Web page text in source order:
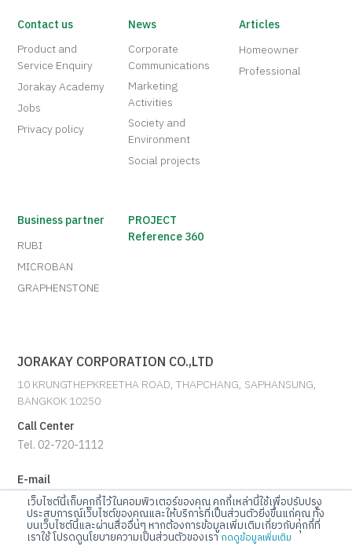
เว็บไซต์นี้เก็บคุกกี้ไว้ในคอมพิวเตอร์ของคุณ คุกกี้เหล่านี้ใช้เพื่อปรับปรุง
ประสบการณ์เว็บไซต์ของคุณและให้บริการที่เป็นส่วนตัวยิ่งขึ้นแก่คุณ ทั้ง
บนเว็บไซต์นี้และผ่านสื่ออื่นๆ หากต้องการข้อมูลเพิ่มเติมเกี่ยวกับคุกกี้ที่
เราใช้ โปรดดูนโยบายความเป็นส่วนตัวของเรากดดูข้อมูลเพิ่มเติม
Contact us
Product and
Service Enquiry
Jorakay Academy
Jobs
Privacy policy
News
Corporate
Communications
Marketing
Activities
Society and
Environment
Social projects
Articles
Homeowner
Professional
Business partner
RUBI
MICROBAN
GRAPHENSTONE
PROJECT
Reference 360
JORAKAY CORPORATION CO.,LTD
10 KRUNGTHEPKREETHA ROAD, THAPCHANG, SAPHANSUNG,
BANGKOK 10250
Call Center
Tel. 02-720-1112
E-mail
info@jorakay.co.th
Social